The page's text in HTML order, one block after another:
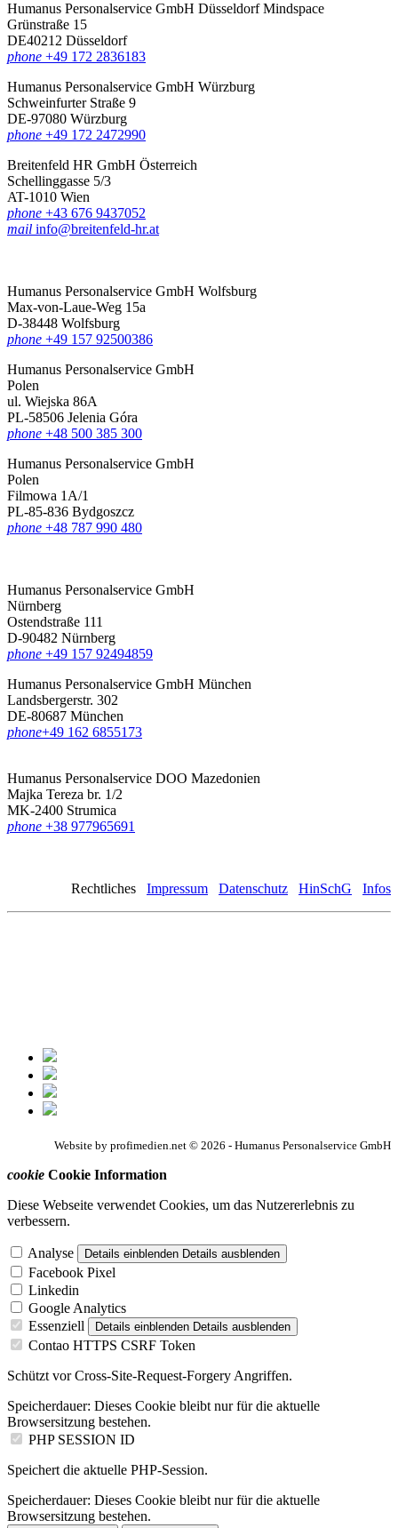
Humanus Personalservice GmbH DüsseldorfMindspace
Grünstraße 15
DE40212 Düsseldorf
phone +49 172 2836183‬
Humanus Personalservice GmbH Würzburg
Schweinfurter Straße 9
DE-97080 Würzburg
phone +49 172 2472990
Breitenfeld HR GmbH Österreich
Schellinggasse 5/3
AT-1010 Wien
phone +43 676 9437052
mail info@breitenfeld-hr.at
Humanus Personalservice GmbH Wolfsburg
Max-von-Laue-Weg 15a
D-38448 Wolfsburg
phone +49 157 92500386
Humanus Personalservice GmbH
Polen
ul. Wiejska 86A
PL-58506 Jelenia Góra
phone +48 500 385 300
Humanus Personalservice GmbH
Polen
Filmowa 1A/1
PL-85-836 Bydgoszcz
phone +48 787 990 480
Humanus Personalservice GmbH
Nürnberg
Ostendstraße 111
D-90482 Nürnberg
phone +49 157 92494859
Humanus Personalservice GmbH München
Landsbergerstr. 302
DE-80687 München
phone‪+49 162 6855173
Humanus Personalservice DOO Mazedonien
Majka Tereza br. 1/2
MK-2400 Strumica
phone +38 977965691
Rechtliches Impressum Datenschutz HinSchG Infos
Website by profimedien.net © 2026 - Humanus Personalservice GmbH
cookie Cookie Information
Diese Webseite verwendet Cookies, um das Nutzererlebnis zu
verbessern.
Analyse Details einblenden Details ausblenden
Facebook Pixel
Linkedin
Google Analytics
Essenziell
Details einblenden Details ausblenden
Contao HTTPS CSRF Token
Schützt vor Cross-Site-Request-Forgery Angriffen.
Speicherdauer: Dieses Cookie bleibt nur für die aktuelle
Browsersitzung bestehen.
PHP SESSION ID
Speichert die aktuelle PHP-Session.
Speicherdauer: Dieses Cookie bleibt nur für die aktuelle
Browsersitzung bestehen.